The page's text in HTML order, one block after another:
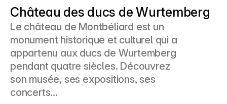
Château des ducs de Wurtemberg
Le château de Montbéliard est un
monument historique et culturel qui a
appartenu aux ducs de Wurtemberg
pendant quatre siècles. Découvrez
son musée, ses expositions, ses
concerts…